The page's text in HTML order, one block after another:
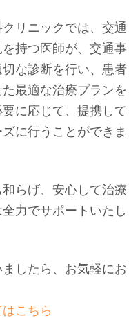
リニックでは、交通
持つ医師が、交通事
な診断を行い、患者
最適な治療プランを
に応じて、提携して
に行うことができま
らげ、安心して治療
力でサポートいたし
したら、お気軽にお
こちら